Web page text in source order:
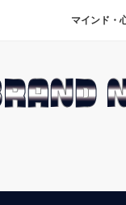
マインド・